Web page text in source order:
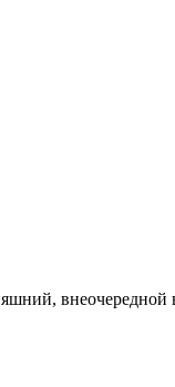
внеочередной